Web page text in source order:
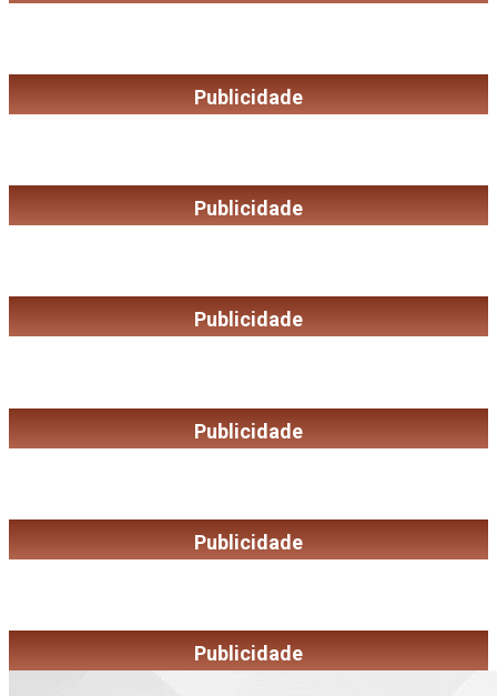
Publicidade
Publicidade
Publicidade
Publicidade
Publicidade
Publicidade